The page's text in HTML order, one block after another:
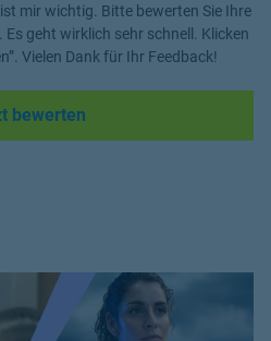
mir wichtig. Bitte bewerten Sie Ihre
geht wirklich sehr schnell. Klicken
Vielen Dank für Ihr Feedback!
bewerten